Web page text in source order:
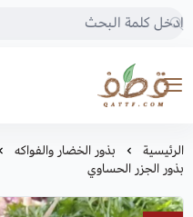
متجر قطف للبذور
الرئيسية بذور الخضار والفواكه
بذور الجزر الحساوي